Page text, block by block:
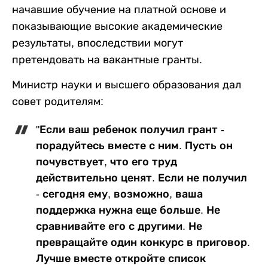
начавшие обучение на платной основе и
показывающие высокие академические
результаты, впоследствии могут
претендовать на вакантные гранты.
Министр науки и высшего образования дал
совет родителям:
"Если ваш ребенок получил грант -
порадуйтесь вместе с ним. Пусть он
почувствует, что его труд
действительно ценят. Если не получил
- сегодня ему, возможно, ваша
поддержка нужна еще больше. Не
сравнивайте его с другими. Не
превращайте один конкурс в приговор.
Лучше вместе откройте список